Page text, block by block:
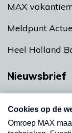
MAX
Meldpunt
Heel Holland
Nieuwsbrief
nieuwsbrief.
uw mailbox.